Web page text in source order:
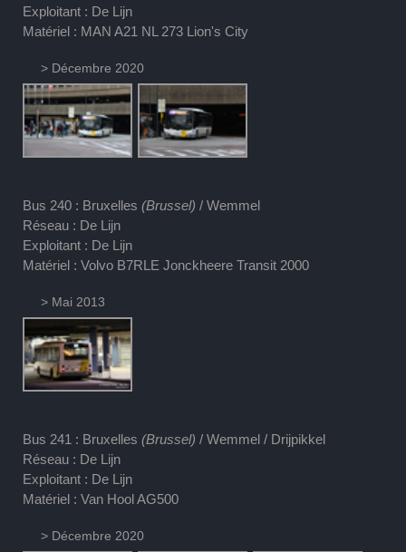
Exploitant : De Lijn
Matériel : MAN A21 NL 273 Lion's City
> Décembre 2020
Bus 240 : Bruxelles (Brussel) / Wemmel
Réseau : De Lijn
Exploitant : De Lijn
Matériel : Volvo B7RLE Jonckheere Transit 2000
> Mai 2013
Bus 241 : Bruxelles (Brussel) / Wemmel / Drijpikkel
Réseau : De Lijn
Exploitant : De Lijn
Matériel : Van Hool AG500
> Décembre 2020